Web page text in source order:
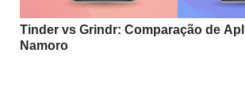
Tinder vs Grindr: Comparação de
Namoro